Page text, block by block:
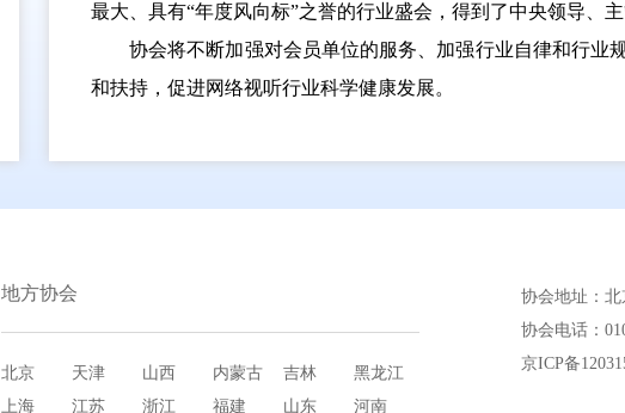
最大、具有“年度风向标”之誉的行业盛会，得到了中央领导、
协会将不断加强对会员单位的服务、加强行业自律和行业
和扶持，促进网络视听行业科学健康发展。
地方协会
北京 天津 山西 内蒙古 吉林
黑龙江
上海
江苏 浙江 福建 山东 河南
协会地址：北
协会电话：
京ICP备